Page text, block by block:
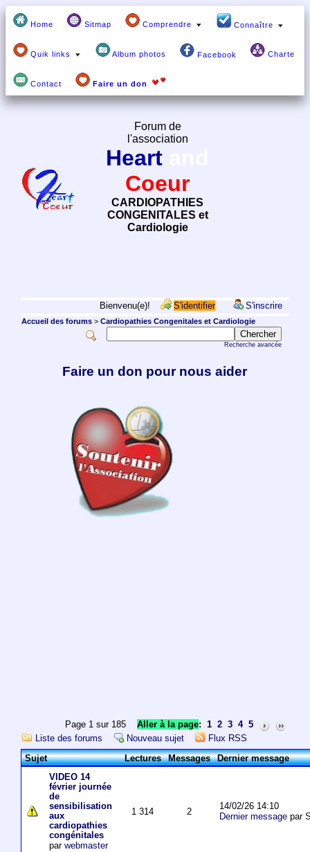
Home Sitmap Comprendre Connaître
Quik links Album photos Facebook Charte
Contact Faire un don
Forum de
l'association
Heart
Coeur
CARDIOPATHIES
CONGENITALES et
Cardiologie
Bienvenu(e)! S'identifier S'inscrire
Accueil des forums> Cardiopathies Congenitales et Cardiologie
Recherche avancée
Faire un don pour nous aider
Page 1 sur 185Aller à la page: 1 2 3 4 5
Liste des forums
Nouveau sujet
Flux RSS
Sujet
Lectures Messages Dernier message
VIDEO 14
février journée
de
sensibilisation
aux
cardiopathies
congénitales
par webmaster
1 314 2
14/02/26 14:10
Dernier messagepar